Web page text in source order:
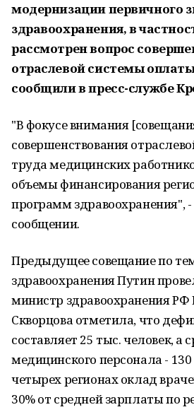
модернизации первичного
здравоохранения, в
рассмотрен вопрос
отраслевой системы
сообщили в пресс-службе
"В фокусе внимания
совершенствования
труда медицинских
объемы финансирования
программ здравоохранения", -
сообщении.
Предыдущее совещание по
здравоохранения Путин
министр здравоохранения РФ
Скворцова отметила, что
составляет 25 тыс. человек, а
медицинского персонала - 130
четырех регионах оклад
30% от средней зарплаты по